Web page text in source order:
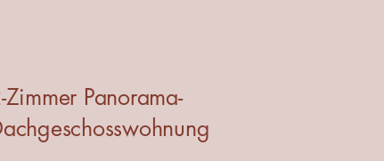
Zimmer Panorama-